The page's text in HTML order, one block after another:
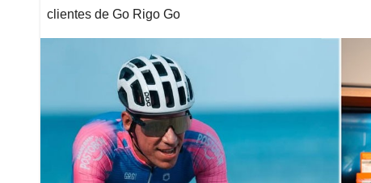
clientes de Go Rigo Go